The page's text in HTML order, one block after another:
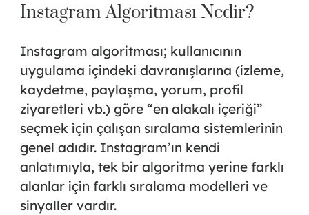
Instagram Algoritması Nedir?
Instagram algoritması; kullanıcının
uygulama içindeki davranışlarına (izleme,
kaydetme, paylaşma, yorum, profil
ziyaretleri vb.) göre “en alakalı içeriği”
seçmek için çalışan sıralama sistemlerinin
genel adıdır. Instagram’ın kendi
anlatımıyla, tek bir algoritma yerine farklı
alanlar için farklı sıralama modelleri ve
sinyaller vardır.